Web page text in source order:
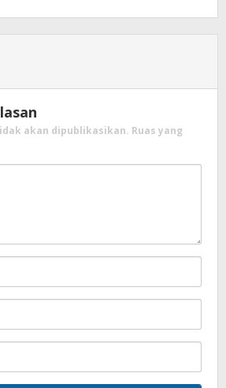
akan dipublikasikan. Ruas yang